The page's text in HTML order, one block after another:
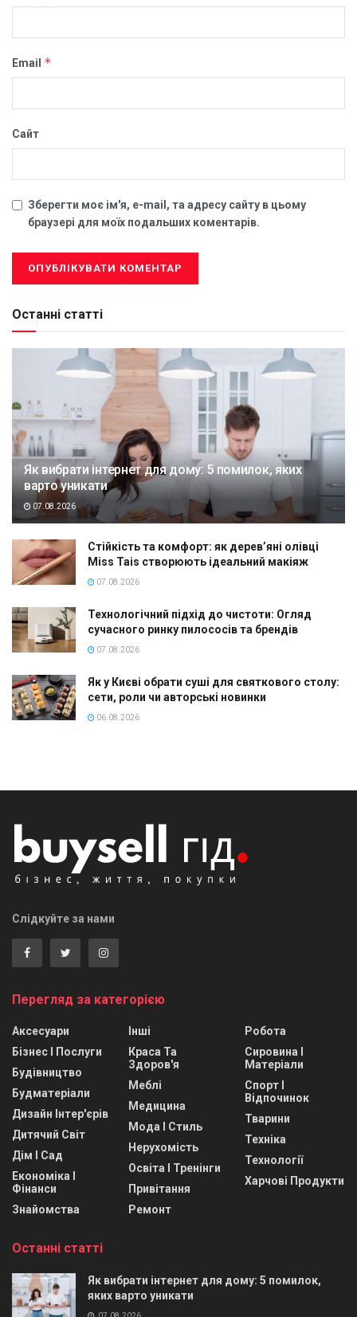
Email *
Сайт
Зберегти моє ім'я, e-mail, та адресу сайту в цьому
браузері для моїх подальших коментарів.
Останні статті
Як вибрати інтернет для дому: 5 помилок, яких
варто уникати
07.08.2026
Стійкість та комфорт: як дерев’яні олівці
Miss Tais створюють ідеальний макіяж
07.08.2026
Технологічний підхід до чистоти: Огляд
сучасного ринку пилососів та брендів
07.08.2026
Як у Києві обрати суші для святкового столу:
сети, роли чи авторські новинки
06.08.2026
Слідкуйте за нами
Перегляд за категорією
Аксесуари
Бізнес І Послуги
Будівництво
Будматеріали
Дизайн Інтер'єрів
Дитячий Світ
Дім І Сад
Економіка І
Фінанси
Знайомства
Інші
Краса Та
Здоров'я
Меблі
Медицина
Мода І Стиль
Нерухомість
Освіта І Тренінги
Привітання
Ремонт
Робота
Сировина І
Матеріали
Спорт І
Відпочинок
Тварини
Техніка
Технології
Харчові Продукти
Останні статті
Як вибрати інтернет для дому: 5 помилок,
яких варто уникати